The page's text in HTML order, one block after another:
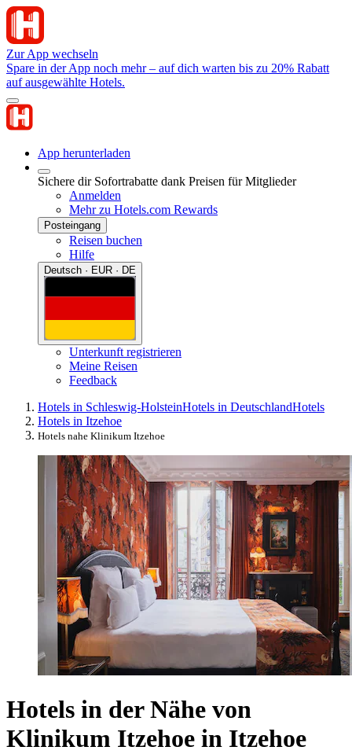
Zur App wechseln
Spare in der App noch mehr – auf dich warten bis zu 20% Rabatt
auf ausgewählte Hotels.
App herunterladen
Sichere dir Sofortrabatte dank Preisen für Mitglieder
Anmelden
Mehr zu Hotels.com Rewards
Posteingang
Reisen buchen
Hilfe
Deutsch · EUR · DE
Unterkunft registrieren
Meine Reisen
Feedback
Hotels in Schleswig-HolsteinHotels in DeutschlandHotels
Hotels in Itzehoe
Hotels nahe Klinikum Itzehoe
Hotels in der Nähe von
Klinikum Itzehoe in Itzehoe